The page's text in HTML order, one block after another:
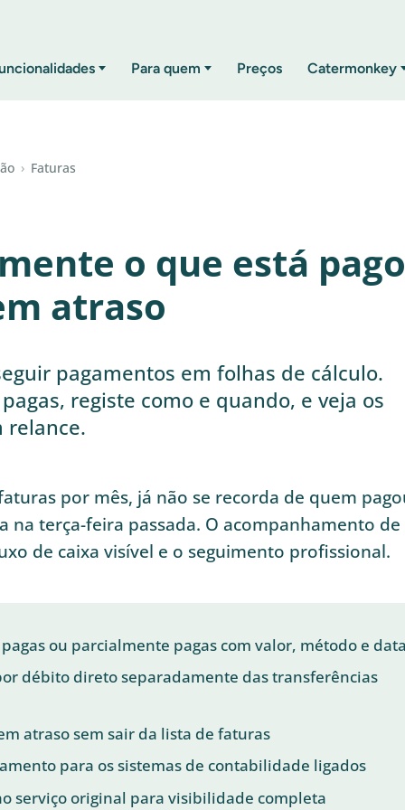
Para quem Preços Catermonkey
› Faturas
o que está
atraso
pagamentos em folhas de cálculo.
registe como e quando, e veja os
relance.
por mês, já não se recorda de quem
na terça-feira passada. O acompanhamento de
de caixa visível e o seguimento profissional.
ou parcialmente pagas com valor, método e
débito direto separadamente das transferências
atraso sem sair da lista de faturas
para os sistemas de contabilidade ligados
serviço original para visibilidade completa